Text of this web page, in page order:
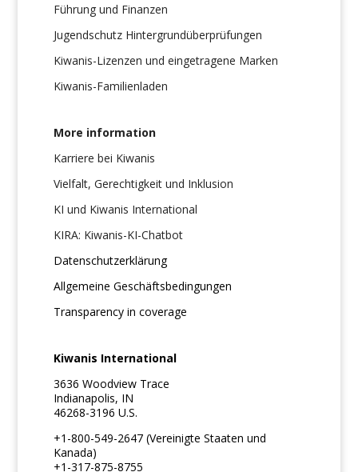
Führung und Finanzen
Jugendschutz Hintergrundüberprüfungen
Kiwanis-Lizenzen und eingetragene Marken
Kiwanis-Familienladen
More information
Karriere bei Kiwanis
Vielfalt, Gerechtigkeit und Inklusion
KI und Kiwanis International
KIRA: Kiwanis-KI-Chatbot
Datenschutzerklärung
Allgemeine Geschäftsbedingungen
Transparency in coverage
Kiwanis International
3636 Woodview Trace
Indianapolis, IN
46268-3196 U.S.
+1-800-549-2647 (Vereinigte Staaten und
Kanada)
+1-317-875-8755